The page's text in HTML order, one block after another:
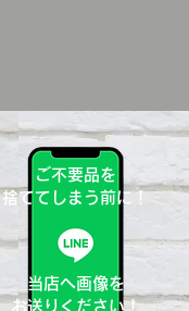
ご不要品を
捨ててしまう前に！
当店へ画像を
お送りください！